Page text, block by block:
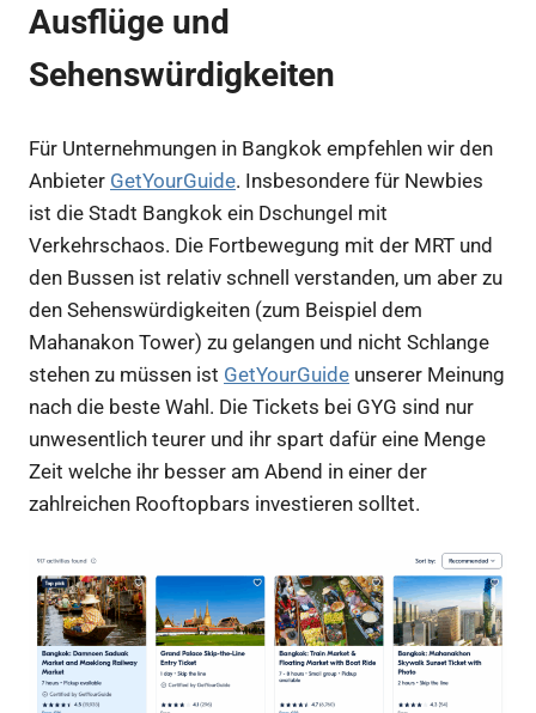
Ausflüge und
Sehenswürdigkeiten
Für Unternehmungen in Bangkok empfehlen wir den
Anbieter GetYourGuide. Insbesondere für Newbies
ist die Stadt Bangkok ein Dschungel mit
Verkehrschaos. Die Fortbewegung mit der MRT und
den Bussen ist relativ schnell verstanden, um aber zu
den Sehenswürdigkeiten (zum Beispiel dem
Mahanakon Tower) zu gelangen und nicht Schlange
stehen zu müssen ist GetYourGuide unserer Meinung
nach die beste Wahl. Die Tickets bei GYG sind nur
unwesentlich teurer und ihr spart dafür eine Menge
Zeit welche ihr besser am Abend in einer der
zahlreichen Rooftopbars investieren solltet.